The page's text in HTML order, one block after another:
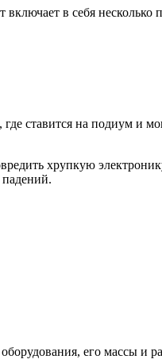
в себя несколько
ставится на подиум и
хрупкую
его массы и